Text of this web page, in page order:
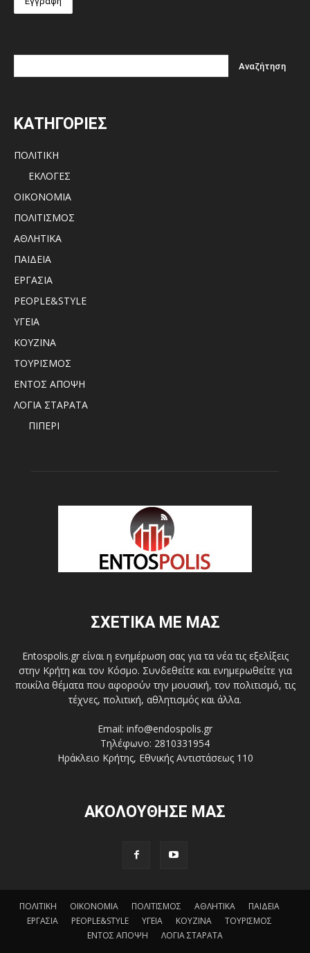
ΚΑΤΗΓΟΡΙΕΣ
ΠΟΛΙΤΙΚΗ
ΕΚΛΟΓΕΣ
ΟΙΚΟΝΟΜΙΑ
ΠΟΛΙΤΙΣΜΟΣ
ΑΘΛΗΤΙΚΑ
ΠΑΙΔΕΙΑ
ΕΡΓΑΣΙΑ
PEOPLE&STYLE
ΥΓΕΙΑ
ΚΟΥΖΙΝΑ
ΤΟΥΡΙΣΜΟΣ
ΕΝΤΟΣ ΑΠΟΨΗ
ΛΟΓΙΑ ΣΤΑΡΑΤΑ
ΠΙΠΕΡΙ
ΣΧΕΤΙΚΑ ΜΕ ΜΑΣ
Entospolis.gr είναι η ενημέρωση σας για τα νέα τις εξελίξεις
στην Κρήτη και τον Κόσμο. Συνδεθείτε και ενημερωθείτε για
ποικίλα θέματα που αφορούν την μουσική, τον πολιτισμό, τις
τέχνες, πολιτική, αθλητισμός και άλλα.
Email: info@endospolis.gr
Τηλέφωνο: 2810331954
Ηράκλειο Κρήτης, Εθνικής Αντιστάσεως 110
ΑΚΟΛΟΥΘΗΣΕ ΜΑΣ
ΠΟΛΙΤΙΚΗ ΟΙΚΟΝΟΜΙΑ ΠΟΛΙΤΙΣΜΟΣ ΑΘΛΗΤΙΚΑ
ΠΑΙΔΕΙΑ
ΕΡΓΑΣΙΑ
PEOPLE&STYLE ΥΓΕΙΑ ΚΟΥΖΙΝΑ
ΤΟΥΡΙΣΜΟΣ
ΕΝΤΟΣ ΑΠΟΨΗ
ΛΟΓΙΑ ΣΤΑΡΑΤΑ